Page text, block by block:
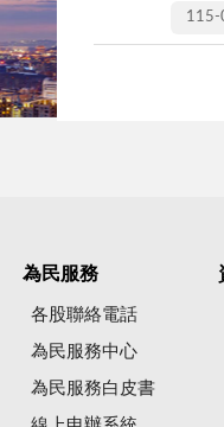
115-
為民服務
各股聯絡電話
為民服務中心
為民服務白皮書